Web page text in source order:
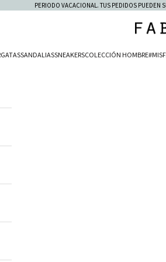
PERIODO VACACIONAL. TUS PEDIDOS PUEDEN
Fabiolas
SANDALIASSNEAKERSCOLECCIÓN HOMBRE